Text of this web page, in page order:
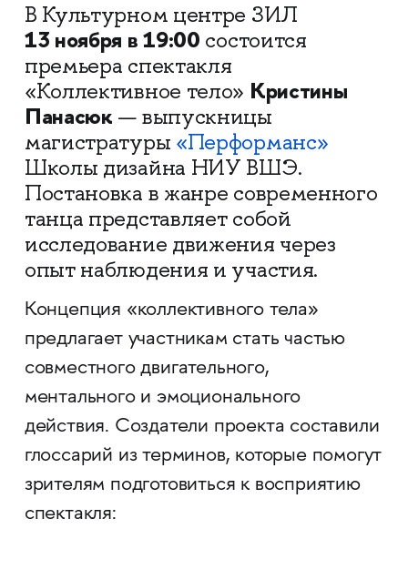
В Культурном центре ЗИЛ
13 ноября в 19:00 состоится
премьера спектакля
«Коллективное тело» Кристины
Панасюк — выпускницы
магистратуры «Перформанс»
Школы дизайна НИУ ВШЭ.
Постановка в жанре современного
танца представляет собой
исследование движения через
опыт наблюдения и участия.
Концепция «коллективного тела»
предлагает участникам стать частью
совместного двигательного,
ментального и эмоционального
действия. Создатели проекта составили
глоссарий из терминов, которые помогут
зрителям подготовиться к восприятию
спектакля: